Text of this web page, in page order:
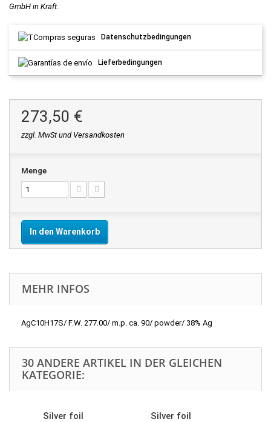
GmbH in Kraft.
Datenschutzbedingungen
Lieferbedingungen
273,50 €
zzgl. MwSt und Versandkosten
Menge
In den Warenkorb
MEHR INFOS
AgC10H17S/ F.W. 277.00/ m.p. ca. 90/ powder/ 38% Ag
30 ANDERE ARTIKEL IN DER GLEICHEN
KATEGORIE:
Silver foil Silver foil